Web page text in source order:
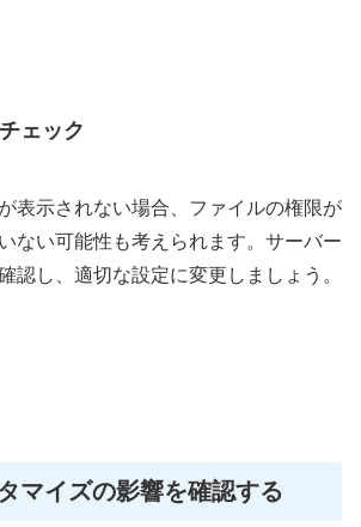
ェック
表示されない場合、ファイルの権限が
ない可能性も考えられます。サーバー
認し、適切な設定に変更しましょう。
マイズの影響を確認する